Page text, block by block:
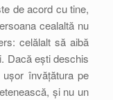
de acord cu tine,
cealaltă nu
celălalt să aibă
Dacă ești deschis
învățătura pe
și nu un